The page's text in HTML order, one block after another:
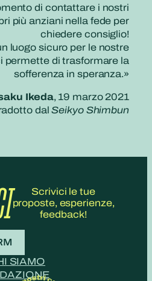
di contattare i nostri
più anziani nella fede per
chiedere consiglio!
luogo sicuro per le nostre
permette di trasformare la
sofferenza in speranza.»
Ikeda, 19 marzo 2021
dalSeikyo Shimbun
Scrivici le tue
proposte, esperienze,
feedback!
SIAMO